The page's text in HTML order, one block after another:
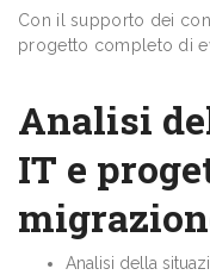
Con il supporto dei
progetto completo di
Analisi
IT e
Analisi della